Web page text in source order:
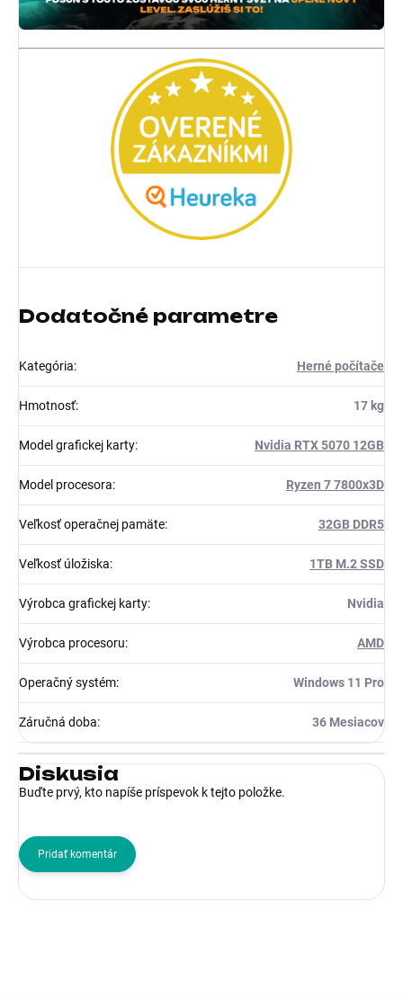
Dodatočné parametre
Kategória: Herné počítače
Hmotnosť: 17 kg
Model grafickej karty: Nvidia RTX 5070 12GB
Model procesora: Ryzen 7 7800x3D
Veľkosť operačnej pamäte: 32GB DDR5
Veľkosť úložiska: 1TB M.2 SSD
Výrobca grafickej karty: Nvidia
Výrobca procesoru: AMD
Operačný systém: Windows 11 Pro
Záručná doba: 36 Mesiacov
Diskusia
Buďte prvý, kto napíše príspevok k tejto položke.
Pridať komentár